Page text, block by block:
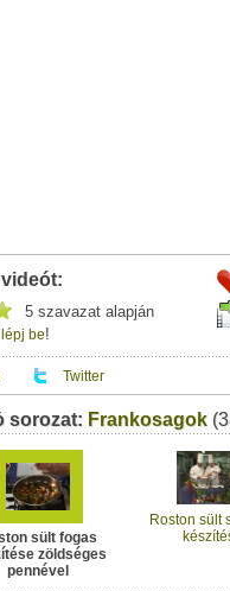
5 szavazat alapján
lépj be!
Twitter
fogas készítése zöldséges
,vagyezt a felületet:
címe:
a következő klub(ok)ba tartozik:
nem még nem tartozik egy
időd,nézz szét meglévő klubjaink
sorozat: Frankosagok
sült fogas
zöldséges
pennével
Roston sült